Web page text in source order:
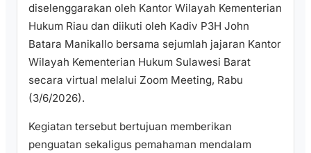
diselenggarakan oleh Kantor Wilayah Kementerian
Hukum Riau dan diikuti oleh Kadiv P3H John
Batara Manikallo bersama sejumlah jajaran Kantor
Wilayah Kementerian Hukum Sulawesi Barat
secara virtual melalui Zoom Meeting, Rabu
(3/6/2026).
Kegiatan tersebut bertujuan memberikan
penguatan sekaligus pemahaman mendalam